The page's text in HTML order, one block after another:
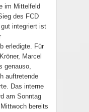
im Mittelfeld
des FCD
integriert ist
erledigte. Für
Marcel
genauso,
auftretende
Das interne
am Sonntag
bereits